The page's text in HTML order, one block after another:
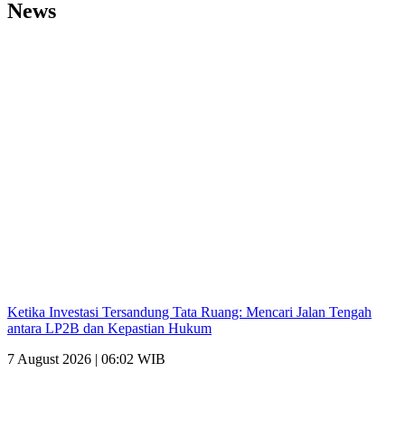
News
Ketika Investasi Tersandung Tata Ruang: Mencari Jalan Tengah
antara LP2B dan Kepastian Hukum
7 August 2026 | 06:02 WIB